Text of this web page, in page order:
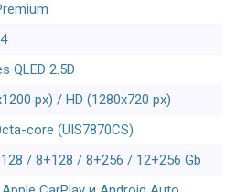
QLED 2.5D
px) / HD (1280x720 px)
core (UIS7870CS)
/ 8+128 / 8+256 / 12+256 Gb